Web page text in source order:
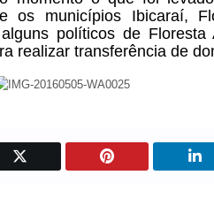
os municípios Ibicaraí,
políticos de
realizar transferência de